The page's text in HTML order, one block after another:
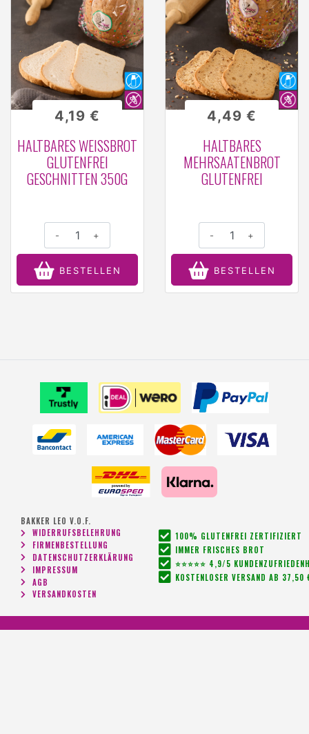
HALTBARES WEISSBROT G
LUTENFREI G
ESCHNITTEN 350G
4,19 €
- +
BESTELLEN
HALTBARES
MEHRSAATENBROT
GLUTENFREI
4,49 €
- +
BESTELLEN
BAKKER LEO V.O.F.
WIDERRUFSBELEHRUNG
FIRMENBESTELLUNG
DATENSCHUTZERKLÄRUNG
IMPRESSUM
AGB
VERSANDKOSTEN
100% GLUTENFREI ZERTIFIZIERT
IMMER FRISCHES BROT
⭐⭐⭐⭐⭐ 4,9/5
KOSTENLOSER VERSAND AB 37,50